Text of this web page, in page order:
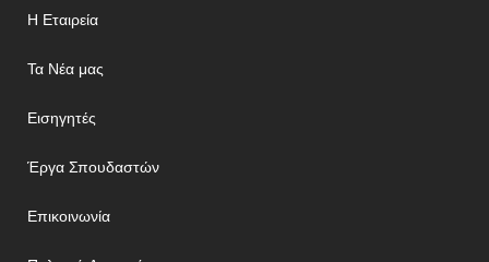
Η Εταιρεία
Τα Νέα μας
Εισηγητές
Έργα Σπουδαστών
Επικοινωνία